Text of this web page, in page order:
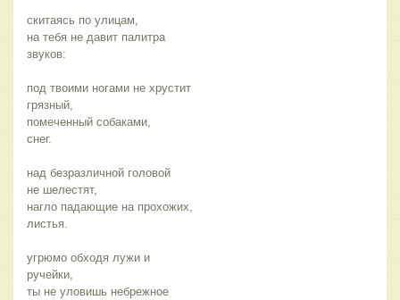
скитаясь по улицам,
на тебя не давит палитра
звуков:
под твоими ногами не хрустит
грязный,
помеченный собаками,
снег.
над безразличной головой
не шелестят,
нагло падающие на прохожих,
листья.
угрюмо обходя лужи и
ручейки,
ты не уловишь небрежное